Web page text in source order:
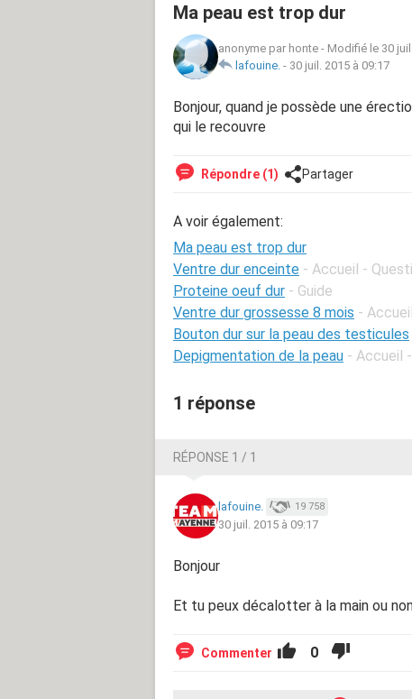
Ma peau est trop dur
anonyme par honte - Modifié le 30
lafouine. - 30 juil. 2015 à 09:17
Bonjour, quand je possède une
qui le recouvre
Répondre (1) Partager
A voir également:
Ma peau est trop dur
Ventre dur enceinte - Accueil -
Proteine oeuf dur - Guide
Ventre dur grossesse 8 mois -
Bouton dur sur la peau des testicules
Depigmentation de la peau - Accueil
1 réponse
RÉPONSE 1 / 1
lafouine. 19 758
30 juil. 2015 à 09:17
Bonjour
Et tu peux décalotter à la main ou
Commenter 0